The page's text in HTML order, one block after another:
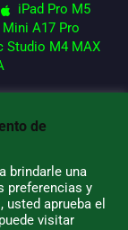
iPad Pro M5
Mini A17 Pro
Studio M4 MAX
de
brindarle una
preferencias y
aprueba el
visitar